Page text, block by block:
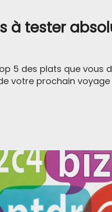
à tester
5 des plats que vous
votre prochain voyage